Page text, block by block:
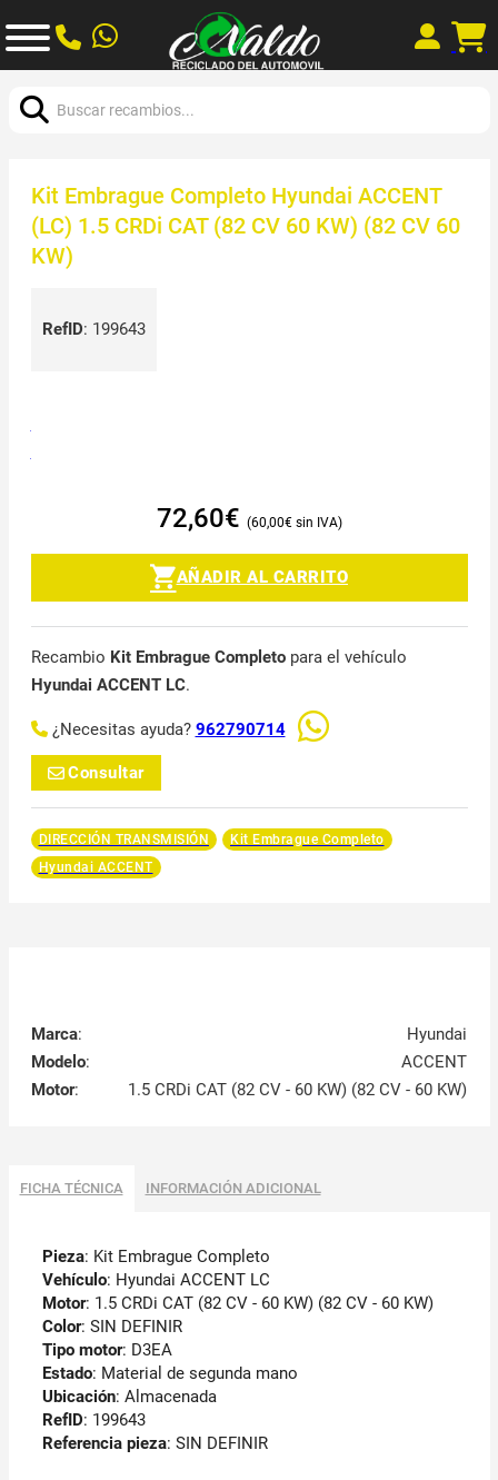
Kit Embrague Completo Hyundai ACCENT
(LC) 1.5 CRDi CAT (82 CV 60 KW) (82 CV 60
KW)
RefID: 199643
72,60€ 60,00€
AÑADIR AL CARRITO
Recambio Kit Embrague Completopara el vehículo
Hyundai ACCENT LC.
¿Necesitas ayuda? 962790714
Consultar
DIRECCIÓN TRANSMISIÓN
Kit Embrague Completo
Hyundai ACCENT
Marca:
Hyundai
Modelo:
ACCENT
Motor: 1.5 CRDi CAT (82 CV - 60 KW) (82 CV - 60 KW)
FICHA TÉCNICA INFORMACIÓN ADICIONAL
Pieza: Kit Embrague Completo
Vehículo: Hyundai ACCENT LC
Motor: 1.5 CRDi CAT (82 CV - 60 KW) (82 CV - 60 KW)
Color: SIN DEFINIR
Tipo motor: D3EA
Estado: Material de segunda mano
Ubicación: Almacenada
RefID: 199643
Referencia pieza: SIN DEFINIR